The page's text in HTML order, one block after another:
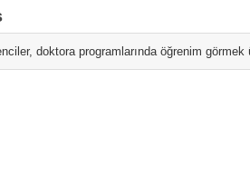
doktora programlarında öğrenim